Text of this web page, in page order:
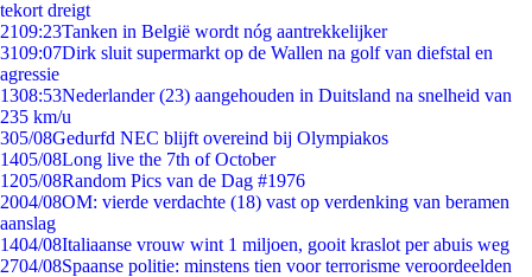
tekort dreigt
2109:23Tanken in België wordt nóg aantrekkelijker
3109:07Dirk sluit supermarkt op de Wallen na golf van diefstal en
agressie
1308:53Nederlander (23) aangehouden in Duitsland na snelheid van
235 km/u
305/08Gedurfd NEC blijft overeind bij Olympiakos
1405/08Long live the 7th of October
1205/08Random Pics van de Dag #1976
2004/08OM: vierde verdachte (18) vast op verdenking van beramen
aanslag
1404/08Italiaanse vrouw wint 1 miljoen, gooit kraslot per abuis weg
2704/08Spaanse politie: minstens tien voor terrorisme veroordeelden